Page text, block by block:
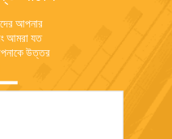
আপনার
আমরা যত
উত্তর